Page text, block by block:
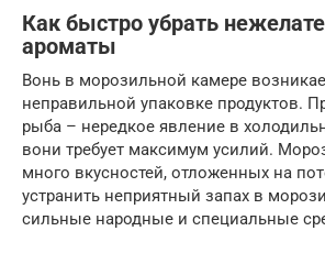
Как быстро убрать
ароматы
Вонь в морозильной камере
неправильной упаковке продуктов.
рыба – нередкое явление в
вони требует максимум усилий.
много вкусностей, отложенных на
устранить неприятный запах в
сильные народные и специальные